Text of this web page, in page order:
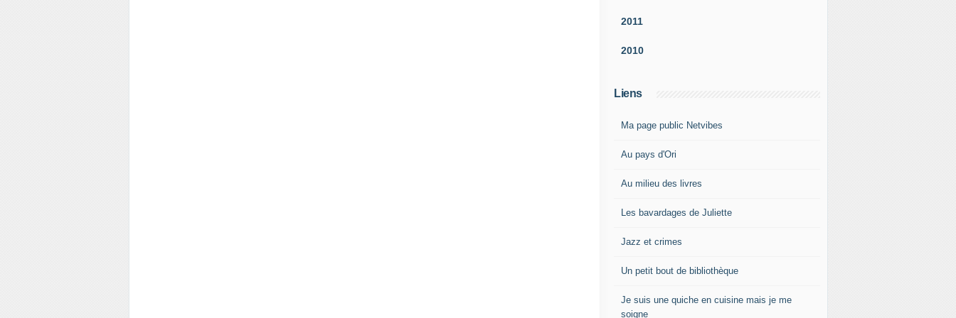
2011
2010
Liens
Ma page public Netvibes
Au pays d'Ori
Au milieu des livres
Les bavardages de Juliette
Jazz et crimes
Un petit bout de bibliothèque
Je suis une quiche en cuisine mais je me
soigne